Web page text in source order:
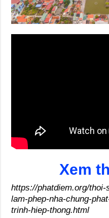
Xem
https://phatdiem.org/
lam-phep-nha-chung-
trinh-hiep-thong.html